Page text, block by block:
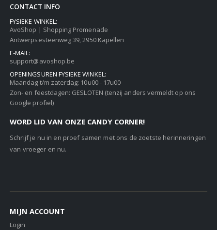
CONTACT INFO
FYSIEKE WINKEL:
AvoShop | Shopping Promenade
Antwerpsesteenweg 39, 2950 Kapellen
E-MAIL:
support@avoshop.be
OPENINGSUREN FYSIEKE WINKEL:
Maandag t/m zaterdag: 10u00 - 17u00
Zon- en feestdagen: GESLOTEN (tenzij anders vermeldt op ons
Google profiel)
WORD LID VAN ONZE CANDY CORNER!
Schrijf je nu in en proef samen met ons de zoetste herinneringen
van vroeger en nu.
MIJN ACCOUNT
Login